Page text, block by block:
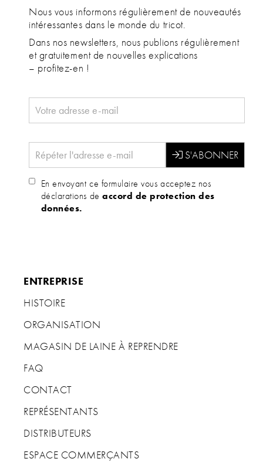
Nous vous informons régulièrement de nouveautés
intéressantes dans le monde du tricot.
Dans nos newsletters, nous publions régulièrement
et gratuitement de nouvelles explications
– profitez-en !
En envoyant ce formulaire vous acceptez nos
déclarations deaccord de protection des
données.
ENTREPRISE
HISTOIRE
ORGANISATION
MAGASIN DE LAINE À REPRENDRE
FAQ
CONTACT
REPRÉSENTANTS
DISTRIBUTEURS
ESPACE COMMERÇANTS